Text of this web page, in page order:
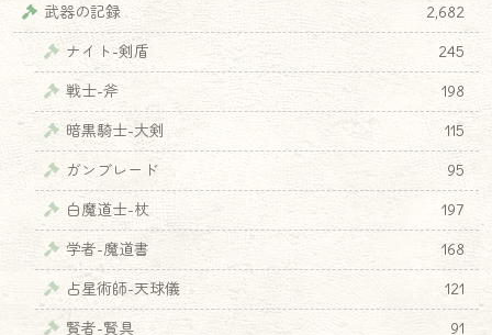
武器の記録
2,682
ナイト-剣盾
245
戦士-斧
198
暗黒騎士-大剣
115
ガンブレード
95
白魔道士-杖
197
学者-魔道書
168
占星術師-天球儀
121
賢者-賢具
91